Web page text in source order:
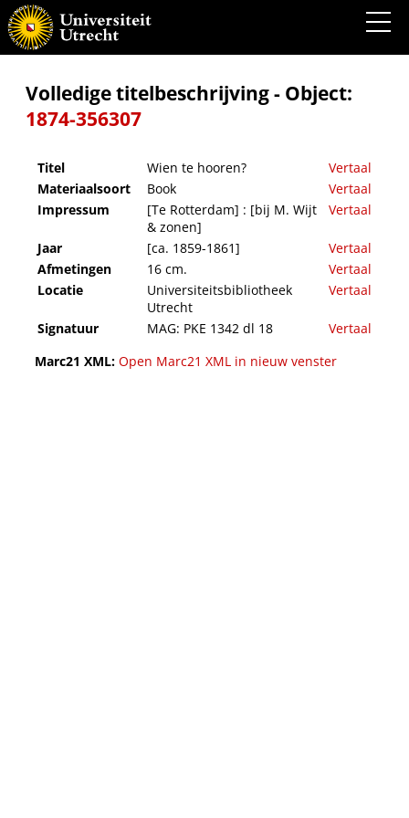
Wien te hooren?
Volledige titelbeschrijving - Object:
1874-356307
Titel Wien te hooren?
Vertaal
Materiaalsoort
Book
Vertaal
Impressum
[Te Rotterdam] : [bij M. Wijt
& zonen]
Vertaal
Jaar [ca. 1859-1861]
Vertaal
Afmetingen
16 cm.
Vertaal
Locatie
Universiteitsbibliotheek
Utrecht
Vertaal
Signatuur MAG: PKE 1342 dl 18
Vertaal
Marc21 XML: Open Marc21 XML in nieuw venster